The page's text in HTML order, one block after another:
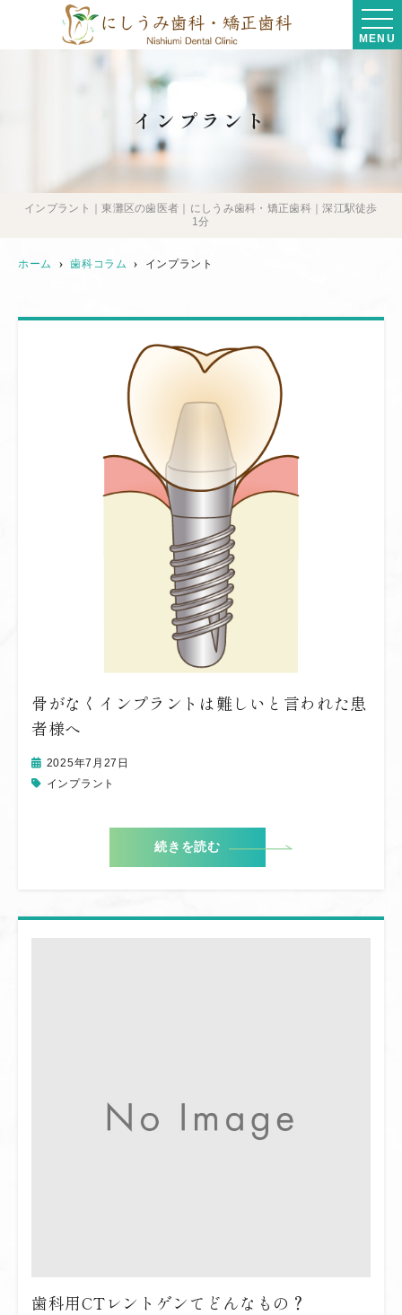
MENU
インプラント
インプラント｜東灘区の歯医者｜にしうみ歯科・矯正歯科｜深江駅徒歩
1分
ホーム 歯科コラム インプラント
骨がなくインプラントは難しいと言われた患
者様へ
2025年7月27日
インプラント
続きを読む
歯科用CTレントゲンてどんなもの？